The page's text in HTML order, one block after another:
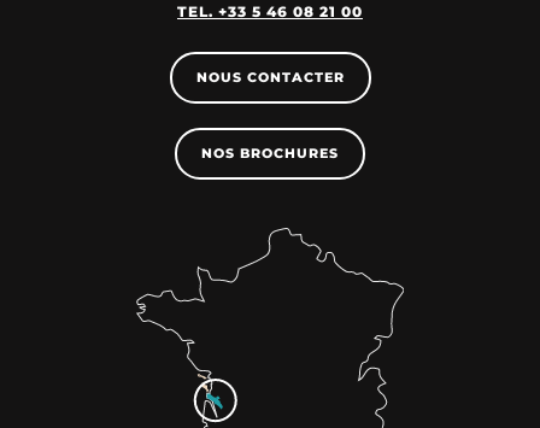
TEL. +33 5 46 08 21 00
NOUS CONTACTER
NOS BROCHURES